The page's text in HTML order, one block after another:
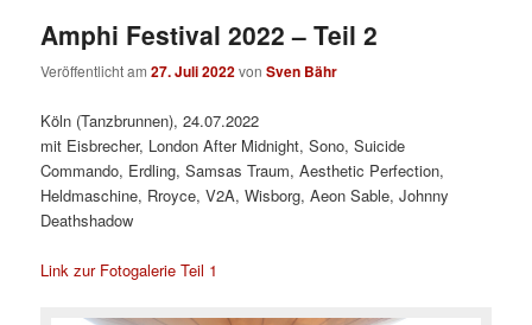
Amphi Festival 2022 – Teil 2
Veröffentlicht am27. Juli 2022vonSven Bähr
Köln (Tanzbrunnen), 24.07.2022
mit Eisbrecher, London After Midnight, Sono, Suicide
Commando, Erdling, Samsas Traum, Aesthetic Perfection,
Heldmaschine, Rroyce, V2A, Wisborg, Aeon Sable, Johnny
Deathshadow
Link zur Fotogalerie Teil 1